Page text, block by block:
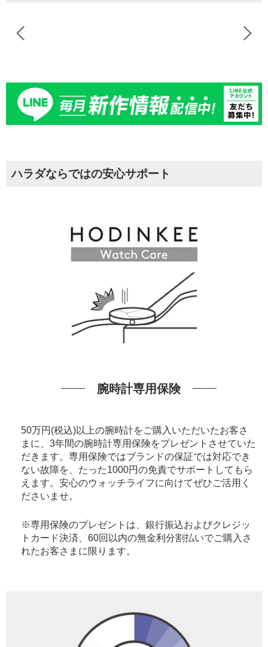
ハラダならではの安心サポート
腕時計専用保険
50万円(税込)以上の腕時計をご購入いただいたお客さ
まに、3年間の腕時計専用保険をプレゼントさせていた
だきます。専用保険ではブランドの保証では対応でき
ない故障を、たった1000円の免責でサポートしてもら
えます。安心のウォッチライフに向けてぜひご活用く
ださいませ。
※専用保険のプレゼントは、銀行振込およびクレジッ
トカード決済、60回以内の無金利分割払いでご購入さ
れたお客さまに限ります。